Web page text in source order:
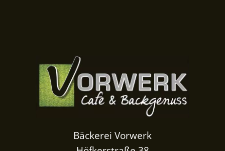
Bäckerei Vorwerk